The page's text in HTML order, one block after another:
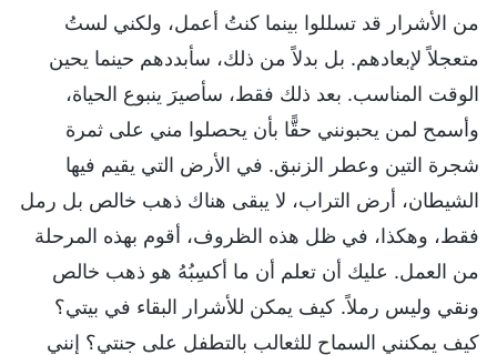
من الأشرار قد تسللوا بينما كنتُ أعمل، ولكني لستُ
متعجلاً لإبعادهم. بل بدلاً من ذلك، سأبددهم حينما يحين
الوقت المناسب. بعد ذلك فقط، سأصيرَ ينبوع الحياة،
وأسمح لمن يحبونني حقًّا بأن يحصلوا مني على ثمرة
شجرة التين وعطر الزنبق. في الأرض التي يقيم فيها
الشيطان، أرض التراب، لا يبقى هناك ذهب خالص بل رمل
فقط، وهكذا، في ظل هذه الظروف، أقوم بهذه المرحلة
من العمل. عليك أن تعلم أن ما أكسِبُهُ هو ذهب خالص
ونقي وليس رملاً. كيف يمكن للأشرار البقاء في بيتي؟
كيف يمكنني السماح للثعالب بالتطفل على جنتي؟ إنني